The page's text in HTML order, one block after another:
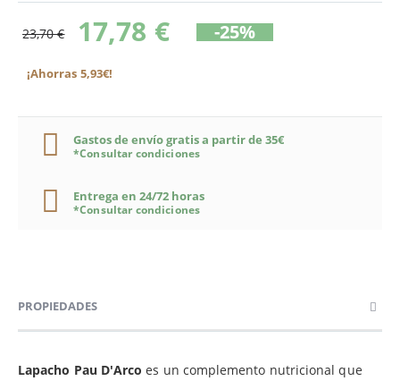
23,70 € 17,78 € -25%
¡Ahorras 5,93€!
Gastos de envío gratis a partir de 35€
*Consultar condiciones
Entrega en 24/72 horas
*Consultar condiciones
PROPIEDADES
Lapacho Pau D'Arcoes un complemento nutricional que